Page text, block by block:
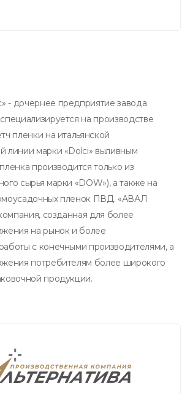
дочернее предприятие завода
на производстве
пленки на итальянской
линии марки «Dolci» выливным
производится только из
сырья марки «DOW»), а также на
пленок ПВД. «АВАЛ
созданная для более
на рынок и более
с конечными производителями, а
потребителям более широкого
продукции.